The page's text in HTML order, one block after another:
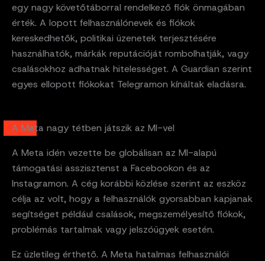
egy nagy követőtáborral rendelkező fiók önmagában
érték. A lopott felhasználónevek és fiókok
kereskedhetők, politikai üzenetek terjesztésére
használhatók, márkák reputációját rombolhatják, vagy
csalásokhoz adhatnak hitelességet. A Guardian szerint
egyes ellopott fiókokat Telegramon kínáltak eladásra.
A Meta nagy tétben játszik az MI-vel
A Meta idén vezette be globálisan az MI-alapú
támogatási asszisztenst a Facebookon és az
Instagramon. A cég korábbi közlése szerint az eszköz
célja az volt, hogy a felhasználók gyorsabban kapjanak
segítséget például csalások, megszemélyesítő fiókok,
problémás tartalmak vagy jelszóügyek esetén.
Ez üzletileg érthető. A Meta hatalmas felhasználói